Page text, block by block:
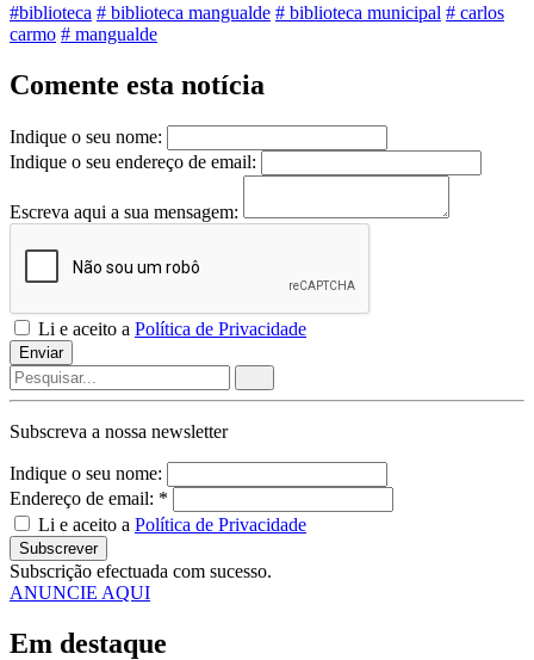
#biblioteca # biblioteca mangualde # biblioteca municipal # carlos
carmo # mangualde
Comente esta notícia
Indique o seu nome:
Indique o seu endereço de email:
Escreva aqui a sua mensagem:
Li e aceito a Política de Privacidade
Enviar
Subscreva a nossa newsletter
Indique o seu nome:
Endereço de email: *
Li e aceito a Política de Privacidade
Subscrever
Subscrição efectuada com sucesso.
ANUNCIE AQUI
Em destaque